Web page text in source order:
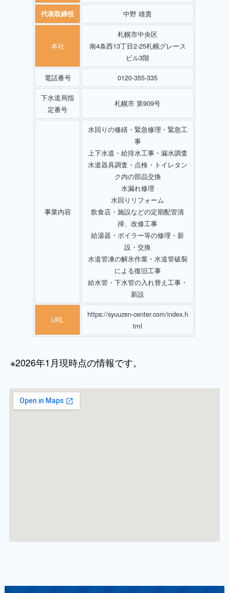
代表取締役 中野 雄貴
本社
札幌市中央区
南4条西13丁目2-25札幌グレース
ビル3階
電話番号 0120-355-335
下水道局指
定番号
札幌市 第909号
事業内容
水回りの修繕・緊急修理・緊急工
事
上下水道・給排水工事・漏水調査
水道器具調査・点検・トイレタン
ク内の部品交換
水漏れ修理
水回りリフォーム
飲食店・施設などの定期配管清
掃、改修工事
給湯器・ボイラー等の修理・新
設・交換
水道管凍の解氷作業・水道管破裂
による復旧工事
給水管・下水管の入れ替え工事・
新設
URL
https://syuuzen-center.com/index.h
tml
※2026年1月現時点の情報です。